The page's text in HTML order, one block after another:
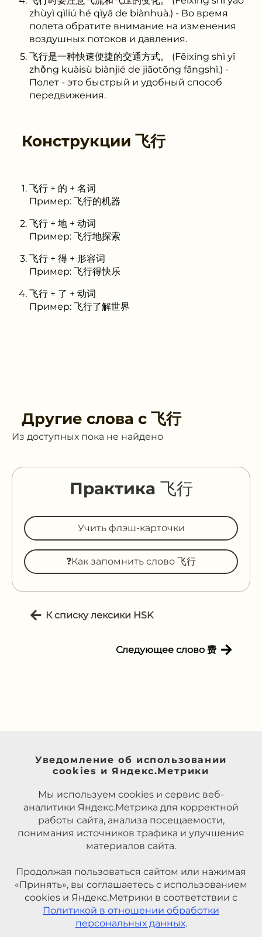
zhùyì qìliú hé qìyā de biànhuà.) - Во время
полета обратите внимание на изменения
воздушных потоков и давления.
飞行是一种快速便捷的交通方式。 (Fēixíng shì yī
zhǒng kuàisù biànjié de jiāotōng fāngshì.) -
Полет - это быстрый и удобный способ
передвижения.
Конструкции 飞行
飞行 + 的 + 名词
Пример: 飞行的机器
飞行 + 地 + 动词
Пример: 飞行地探索
飞行 + 得 + 形容词
Пример: 飞行得快乐
飞行 + 了 + 动词
Пример: 飞行了解世界
Другие слова с 飞行
Из доступных пока не найдено
Практика 飞行
Учить флэш-карточки
❓Как запомнить слово 飞行
К списку лексики HSK
Следующее слово 费
Уведомление об использовании
cookies и Яндекс.Метрики
Мы используем cookies и сервис веб-
аналитики Яндекс.Метрика для корректной
работы сайта, анализа посещаемости,
понимания источников трафика и улучшения
материалов сайта.
Продолжая пользоваться сайтом или нажимая
«Принять», вы соглашаетесь с использованием
cookies и Яндекс.Метрики в соответствии с
Политикой в отношении обработки
персональных данных.